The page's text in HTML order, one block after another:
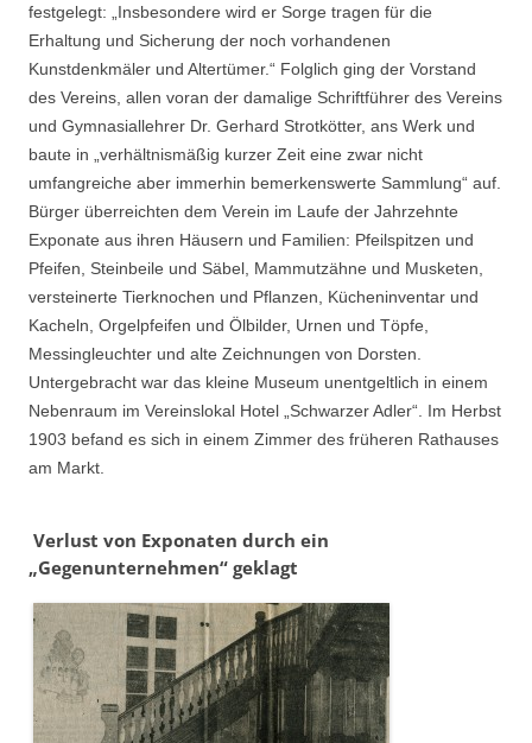
festgelegt: „Insbesondere wird er Sorge tragen für die
Erhaltung und Sicherung der noch vorhandenen
Kunstdenkmäler und Altertümer.“ Folglich ging der Vorstand
des Vereins, allen voran der damalige Schriftführer des Vereins
und Gymnasiallehrer Dr. Gerhard Strotkötter, ans Werk und
baute in „verhältnismäßig kurzer Zeit eine zwar nicht
umfangreiche aber immerhin bemerkenswerte Sammlung“ auf.
Bürger überreichten dem Verein im Laufe der Jahrzehnte
Exponate aus ihren Häusern und Familien: Pfeilspitzen und
Pfeifen, Steinbeile und Säbel, Mammutzähne und Musketen,
versteinerte Tierknochen und Pflanzen, Kücheninventar und
Kacheln, Orgelpfeifen und Ölbilder, Urnen und Töpfe,
Messingleuchter und alte Zeichnungen von Dorsten.
Untergebracht war das kleine Museum unentgeltlich in einem
Nebenraum im Vereinslokal Hotel „Schwarzer Adler“. Im Herbst
1903 befand es sich in einem Zimmer des früheren Rathauses
am Markt.
Verlust von Exponaten durch ein
„Gegenunternehmen“ geklagt